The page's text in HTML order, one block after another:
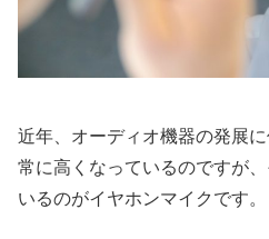
近年、オーディオ機器の発展
常に高くなっているのですが
いるのがイヤホンマイクです。